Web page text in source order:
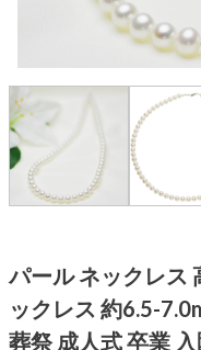
パール ネックレス
ックレス 約6.5-
葬祭 成人式 卒業